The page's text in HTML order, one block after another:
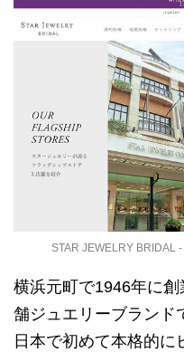
STAR JEWELRY BRIDAL
横浜元町で1946年に
舗ジュエリーブランド
日本で初めて本格的に